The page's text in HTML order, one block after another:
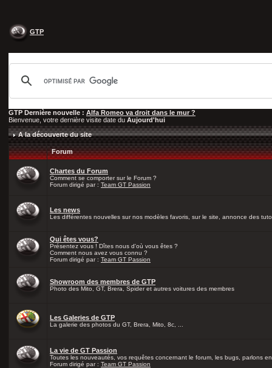
GTP
GTP Dernière nouvelle : Alfa Romeo va droit dans le mur ?
Bienvenue, votre dernière visite date du Aujourd'hui
A la découverte du site
Forum
Chartes du Forum
Comment se comporter sur le Forum ?
Forum dirigé par : Team GT Passion
Les news
Les différentes nouvelles sur nos modèles favoris, sur le site, annonce des
Qui êtes vous?
Présentez vous ! Dîtes nous d'où vous êtes ?
Comment nous avez vous connu ?
Forum dirigé par : Team GT Passion
Showroom des membres de GTP
Photo des Mito, GT, Brera, Spider et autres voitures des membres
Les Galeries de GTP
La galerie des photos du GT, Brera, Mito, 8c, ...
La vie de GT Passion
Toutes les nouveautés, vos requêtes concernant le forum, les bugs, parlons
Forum dirigé par : Team GT Passion